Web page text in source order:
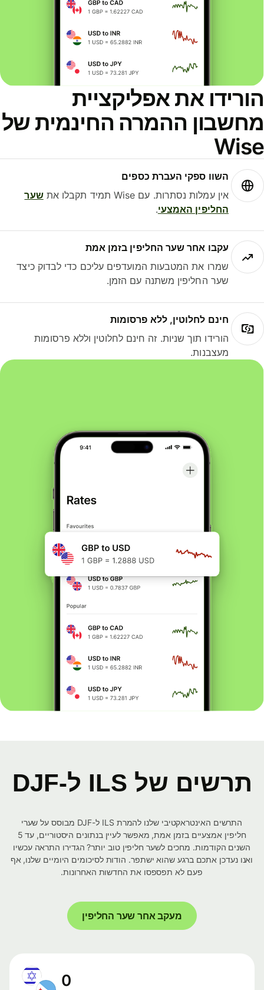
את אפליקציית
ההמרה החינמית של
השוו ספקי העברת כספים
אין עמלות נסתרות. עם Wise תמיד תקבלו את
שער
החליפין האמצעי.
עקבו אחר שער החליפין בזמן אמת
שמרו את המטבעות המועדפים עליכם כדי לבדוק כיצד
שער החליפין משתנה עם הזמן.
חינם לחלוטין, ללא פרסומות
הורידו תוך שניות. זה חינם לחלוטין וללא פרסומות
מעצבנות.
תרשים של ILS ל-DJF
התרשים האינטראקטיבי שלנו להמרת ILS ל-DJF מבוסס על שערי
חליפין אמצעיים בזמן אמת, מאפשר לעיין בנתונים היסטוריים, עד 5
השנים הקודמות. מחכים לשער חליפין טוב יותר? הגדירו התראה עכשיו
ואנו נעדכן אתכם ברגע שהוא ישתפר. הודות לסיכומים היומיים שלנו, אף
פעם לא תפספסו את החדשות האחרונות.
מעקב אחר שער החליפין